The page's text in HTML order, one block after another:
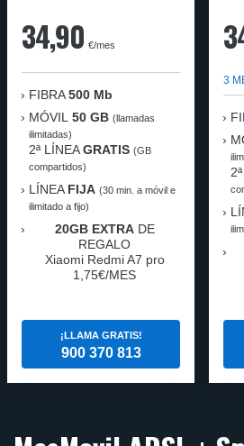
34,90 €/mes
FIBRA 500 Mb
MÓVIL 50 GB (llamadas
ilimitadas)
2ª LÍNEAGRATIS (GB
compartidos)
LÍNEA FIJA (30 min. a móvil e
ilimitado a fijo)
20GB EXTRADE
REGALO
Xiaomi Redmi A7 pro
1,75€/MES
¡LLAMA GRATIS!
900 370 813
3